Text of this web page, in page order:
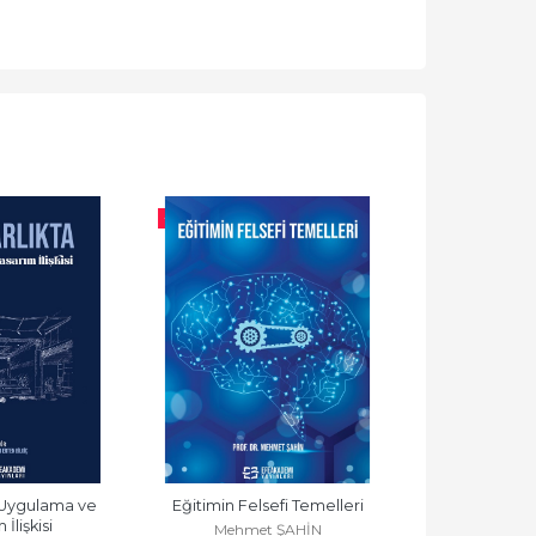
ve
İlişkisi
-% 10
Eğitimin Felsefi Temelleri
Mehmet ŞAHİN